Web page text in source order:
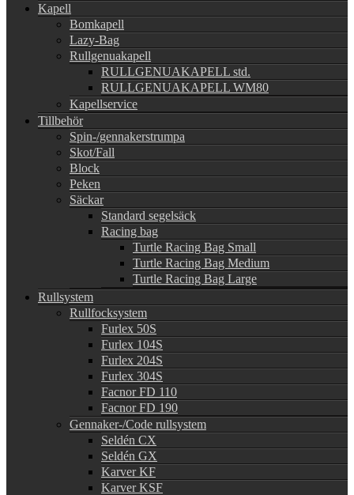
Kapell
Bomkapell
Lazy-Bag
Rullgenuakapell
RULLGENUAKAPELL std.
RULLGENUAKAPELL WM80
Kapellservice
Tillbehör
Spin-/gennakerstrumpa
Skot/Fall
Block
Peken
Säckar
Standard segelsäck
Racing bag
Turtle Racing Bag Small
Turtle Racing Bag Medium
Turtle Racing Bag Large
Rullsystem
Rullfocksystem
Furlex 50S
Furlex 104S
Furlex 204S
Furlex 304S
Facnor FD 110
Facnor FD 190
Gennaker-/Code rullsystem
Seldén CX
Seldén GX
Karver KF
Karver KSF